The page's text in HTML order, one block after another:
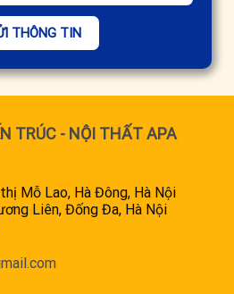
THÔNG TIN
TRÚC - NỘI THẤT APA
Mỗ Lao, Hà Đông, Hà Nội
Liên, Đống Đa, Hà Nội